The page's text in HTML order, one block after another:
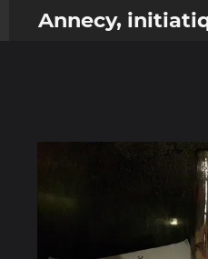
Annecy,